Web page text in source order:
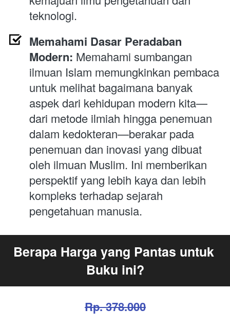
teknologi.
Memahami Dasar Peradaban
Modern: Memahami sumbangan
ilmuan Islam memungkinkan pembaca
untuk melihat bagaimana banyak
aspek dari kehidupan modern kita—
dari metode ilmiah hingga penemuan
dalam kedokteran—berakar pada
penemuan dan inovasi yang dibuat
oleh ilmuan Muslim. Ini memberikan
perspektif yang lebih kaya dan lebih
kompleks terhadap sejarah
pengetahuan manusia.
Berapa Harga yang Pantas untuk
Buku ini?
Rp. 378.000